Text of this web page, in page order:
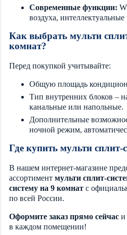
Современные функции:
воздуха,
Как выбрать мульти
комнат?
Перед покупкой учитывайте:
Общую площадь
Тип внутренних блоков –
канальные или напольные.
Дополнительные
ночной режим,
Где купить мульти сплит-
В нашем интернет-магазине
ассортимент мульти сплит-
систему на 9 комнат с
по всей России.
Оформите заказ прямо сейчас и
в каждом помещении!